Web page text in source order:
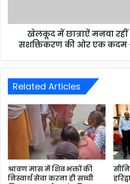
खेलकूद में छात्राऐं मनवा रहीं
सशक्तिकरण की ओर एक कदम -
Related Articles
श्रावण मास में शिव भक्तों की
निस्वार्थ सेवा करना ही सच्ची